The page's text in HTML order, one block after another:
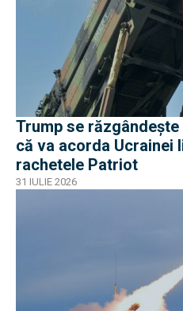
Trump se
că va acorda Ucrainei
rachetele Patriot
31 IULIE 2026